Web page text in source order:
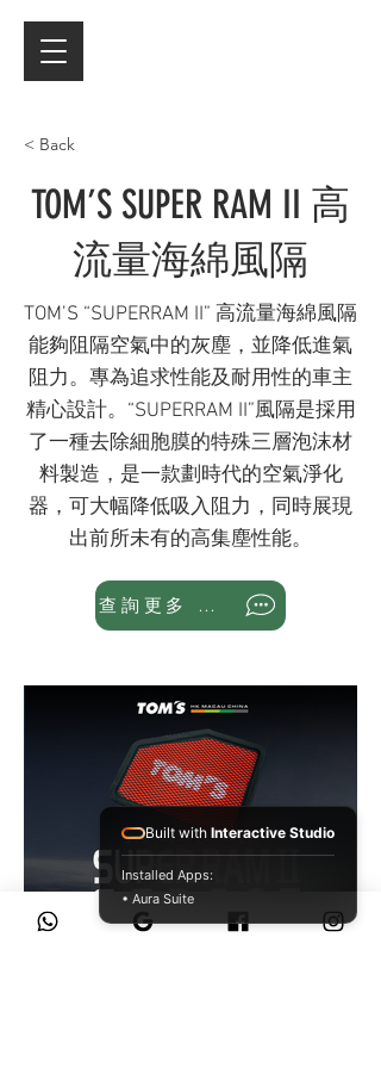
< Back
TOM’S SUPER RAM II 高
流量海綿風隔
TOM’S “SUPERRAM II” 高流量海綿風隔
能夠阻隔空氣中的灰塵，並降低進氣
阻力。專為追求性能及耐用性的車主
精心設計。“SUPERRAM II”風隔是採用
了一種去除細胞膜的特殊三層泡沫材
料製造，是一款劃時代的空氣淨化
器，可大幅降低吸入阻力，同時展現
出前所未有的高集塵性能。
查詢更多 WhatsApp
Built with Interactive Studio
Installed Apps:
• Aura Suite